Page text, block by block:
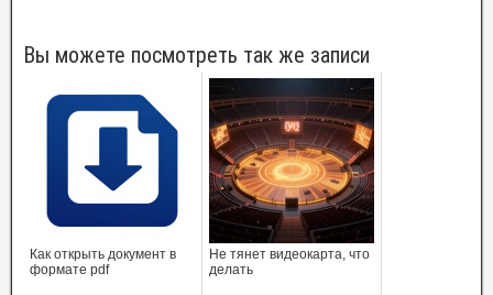
Вы можете посмотреть так же записи
Как открыть документ в
формате pdf
Не тянет видеокарта, что
делать